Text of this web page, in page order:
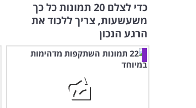
כדי לצלם 20 תמונות כל כך
משעשעות, צריך ללכוד את
הרגע הנכון